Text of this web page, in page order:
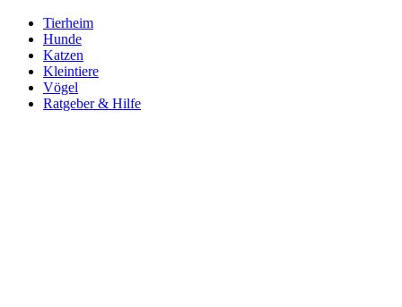
Tierheim
Hunde
Katzen
Kleintiere
Vögel
Ratgeber & Hilfe